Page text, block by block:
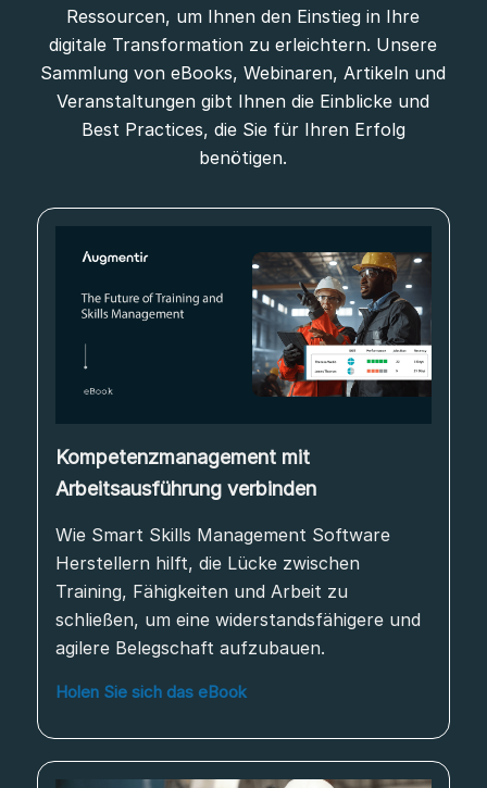
Ressourcen, um Ihnen den Einstieg in Ihre
digitale Transformation zu erleichtern. Unsere
Sammlung von eBooks, Webinaren, Artikeln und
Veranstaltungen gibt Ihnen die Einblicke und
Best Practices, die Sie für Ihren Erfolg
benötigen.
Kompetenzmanagement mit
Arbeitsausführung verbinden
Wie Smart Skills Management Software
Herstellern hilft, die Lücke zwischen
Training, Fähigkeiten und Arbeit zu
schließen, um eine widerstandsfähigere und
agilere Belegschaft aufzubauen.
Holen Sie sich das eBook